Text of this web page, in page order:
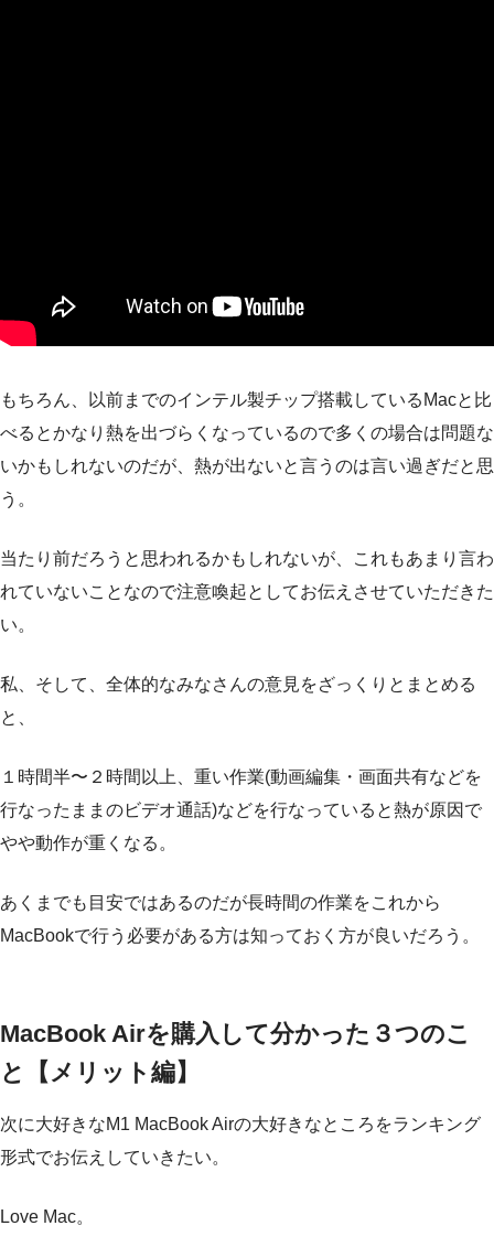
もちろん、以前までのインテル製チップ搭載しているMacと比
べるとかなり熱を出づらくなっているので多くの場合は問題な
いかもしれないのだが、熱が出ないと言うのは言い過ぎだと思
う。
当たり前だろうと思われるかもしれないが、これもあまり言わ
れていないことなので注意喚起としてお伝えさせていただきた
い。
私、そして、全体的なみなさんの意見をざっくりとまとめる
と、
１時間半〜２時間以上、重い作業(動画編集・画面共有などを
行なったままのビデオ通話)などを行なっていると熱が原因で
やや動作が重くなる。
あくまでも目安ではあるのだが長時間の作業をこれから
MacBookで行う必要がある方は知っておく方が良いだろう。
MacBook Airを購入して分かった３つのこ
と【メリット編】
次に大好きなM1 MacBook Airの大好きなところをランキング
形式でお伝えしていきたい。
Love Mac。